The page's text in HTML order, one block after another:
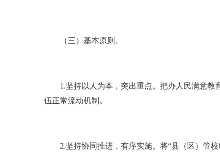
（三）基本原则。
1.坚持以人为本，突出重点。把办人民满意教
伍正常流动机制。
2.坚持协同推进，有序实施。将“县（区）管校